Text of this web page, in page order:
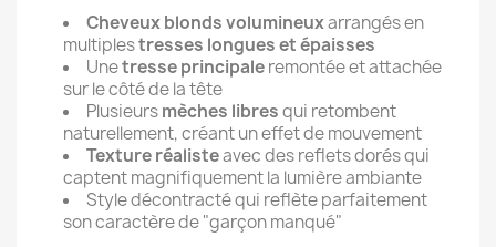
Cheveux blonds volumineuxarrangés en
multiplestresses longues et épaisses
Unetresse principaleremontée et attachée
sur le côté de la tête
Plusieursmèches libresqui retombent
naturellement, créant un effet de mouvement
Texture réalisteavec des reflets dorés qui
captent magnifiquement la lumière ambiante
Style décontracté qui reflète parfaitement
son caractère de "garçon manqué"